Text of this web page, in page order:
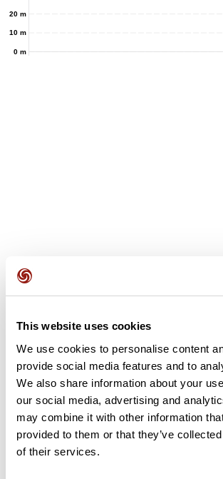
This website uses cookies
We use cookies to personalise content
provide social media features and to
We also share information about your
our social media, advertising and
may combine it with other information
provided to them or that they’ve
of their services.
0 m
10 m
20 m
Opiniones de los usuarios
Este recorrido aún no contiene opiniones.
completado? ¡Deja la primera opinión!
Añadir una opinión